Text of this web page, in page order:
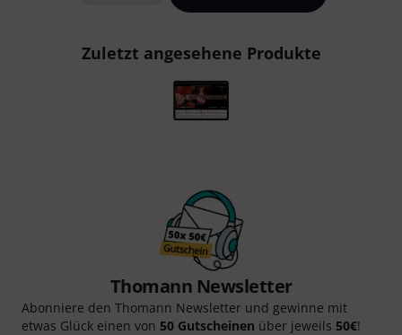
Zuletzt angesehene Produkte
Thomann Newsletter
Abonniere den Thomann Newsletter und gewinne mit
etwas Glück einen von 50 Gutscheinen über jeweils 50€!